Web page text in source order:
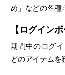
め」などの各種
【ログインボ
期間中のログ
どのアイテムを